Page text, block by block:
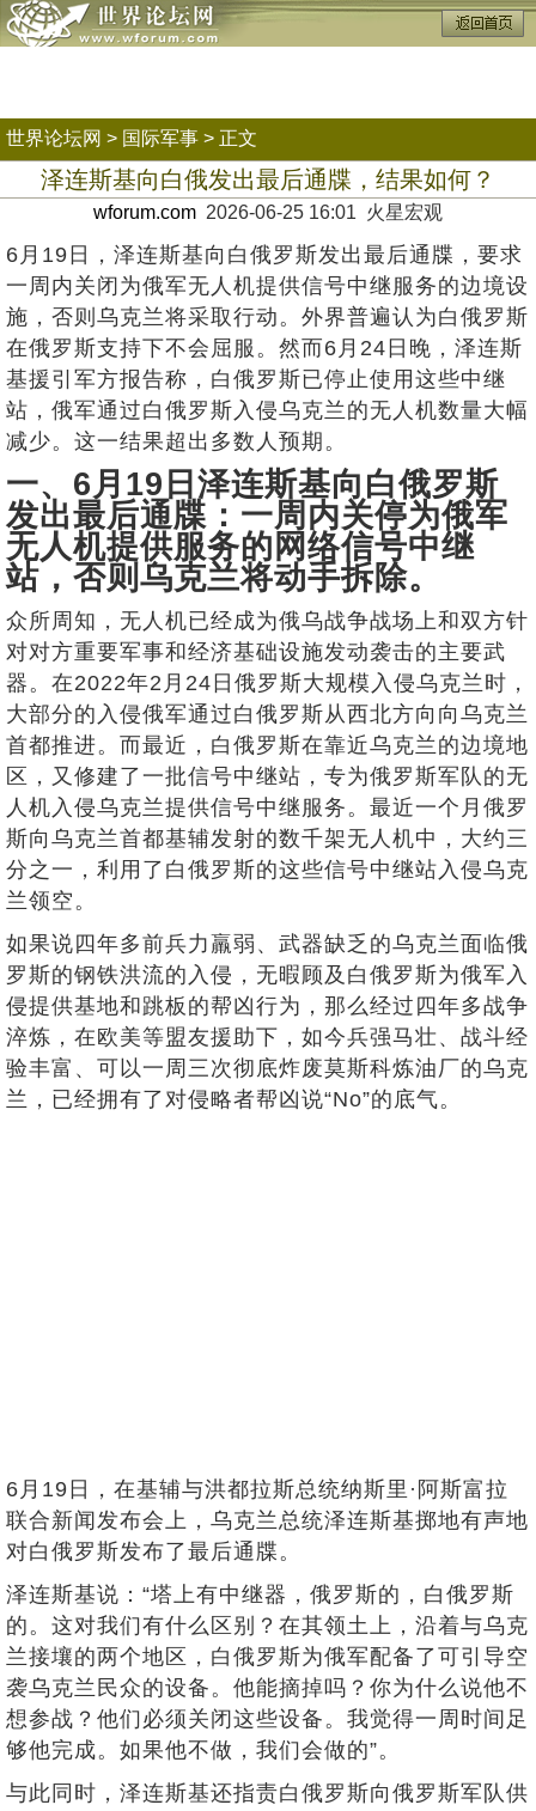
世界论坛网 > 国际军事 > 正文
泽连斯基向白俄发出最后通牒，结果如何？
wforum.com 2026-06-25 16:01 火星宏观
6月19日，泽连斯基向白俄罗斯发出最后通牒，要求
一周内关闭为俄军无人机提供信号中继服务的边境设
施，否则乌克兰将采取行动。外界普遍认为白俄罗斯
在俄罗斯支持下不会屈服。然而6月24日晚，泽连斯
基援引军方报告称，白俄罗斯已停止使用这些中继
站，俄军通过白俄罗斯入侵乌克兰的无人机数量大幅
减少。这一结果超出多数人预期。
一、6月19日泽连斯基向白俄罗斯
发出最后通牒：一周内关停为俄军
无人机提供服务的网络信号中继
站，否则乌克兰将动手拆除。
众所周知，无人机已经成为俄乌战争战场上和双方针
对对方重要军事和经济基础设施发动袭击的主要武
器。在2022年2月24日俄罗斯大规模入侵乌克兰时，
大部分的入侵俄军通过白俄罗斯从西北方向向乌克兰
首都推进。而最近，白俄罗斯在靠近乌克兰的边境地
区，又修建了一批信号中继站，专为俄罗斯军队的无
人机入侵乌克兰提供信号中继服务。最近一个月俄罗
斯向乌克兰首都基辅发射的数千架无人机中，大约三
分之一，利用了白俄罗斯的这些信号中继站入侵乌克
兰领空。
如果说四年多前兵力羸弱、武器缺乏的乌克兰面临俄
罗斯的钢铁洪流的入侵，无暇顾及白俄罗斯为俄军入
侵提供基地和跳板的帮凶行为，那么经过四年多战争
淬炼，在欧美等盟友援助下，如今兵强马壮、战斗经
验丰富、可以一周三次彻底炸废莫斯科炼油厂的乌克
兰，已经拥有了对侵略者帮凶说“No”的底气。
6月19日，在基辅与洪都拉斯总统纳斯里·阿斯富拉
联合新闻发布会上，乌克兰总统泽连斯基掷地有声地
对白俄罗斯发布了最后通牒。
泽连斯基说：“塔上有中继器，俄罗斯的，白俄罗斯
的。这对我们有什么区别？在其领土上，沿着与乌克
兰接壤的两个地区，白俄罗斯为俄军配备了可引导空
袭乌克兰民众的设备。他能摘掉吗？你为什么说他不
想参战？他们必须关闭这些设备。我觉得一周时间足
够他完成。如果他不做，我们会做的”。
与此同时，泽连斯基还指责白俄罗斯向俄罗斯军队供